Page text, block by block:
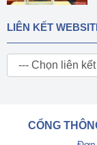
LIÊN KẾT
CỔNG